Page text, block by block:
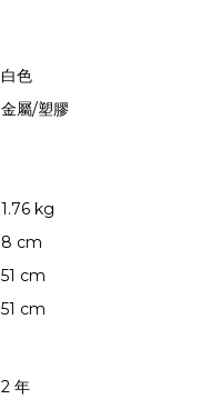
白色
金屬/塑膠
1.76 kg
8 cm
51 cm
51 cm
2 年